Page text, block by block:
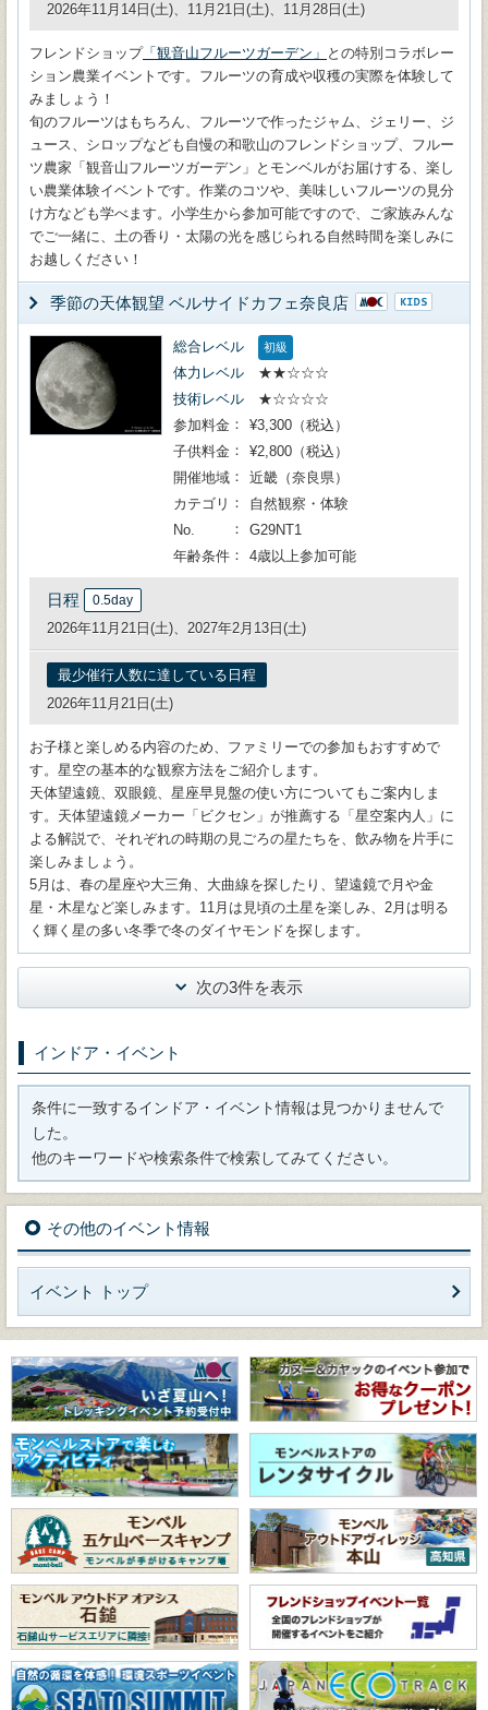
2026年11月14日(土)、11月21日(土)、11月28日(土)
フレンドショップ「観音山フルーツガーデン」 との特別コラボレー
ション農業イベントです。フルーツの育成や収穫の実際を体験して
みましょう！
旬のフルーツはもちろん、フルーツで作ったジャム、ジェリー、ジ
ュース、シロップなども自慢の和歌山のフレンドショップ、フルー
ツ農家「観音山フルーツガーデン」とモンベルがお届けする、楽し
い農業体験イベントです。作業のコツや、美味しいフルーツの見分
け方なども学べます。小学生から参加可能ですので、ご家族みんな
でご一緒に、土の香り・太陽の光を感じられる自然時間を楽しみに
お越しください！
季節の天体観望 ベルサイドカフェ奈良店
総合レベル 初級
体力レベル
★★☆☆☆
技術レベル
★☆☆☆☆
参加料金
¥3,300（税込）
子供料金
¥2,800（税込）
開催地域
近畿（奈良県）
カテゴリ
自然観察・体験
No.
G29NT1
年齢条件
4歳以上参加可能
日程 0.5day
2026年11月21日(土)、2027年2月13日(土)
最少催行人数に達している日程
2026年11月21日(土)
お子様と楽しめる内容のため、ファミリーでの参加もおすすめで
す。星空の基本的な観察方法をご紹介します。
天体望遠鏡、双眼鏡、星座早見盤の使い方についてもご案内しま
す。天体望遠鏡メーカー「ビクセン」が推薦する「星空案内人」に
よる解説で、それぞれの時期の見ごろの星たちを、飲み物を片手に
楽しみましょう。
5月は、春の星座や大三角、大曲線を探したり、望遠鏡で月や金
星・木星など楽しみます。11月は見頃の土星を楽しみ、2月は明る
く輝く星の多い冬季で冬のダイヤモンドを探します。
次の3件を表示
インドア・イベント
条件に一致するインドア・イベント情報は見つかりませんで
した。
他のキーワードや検索条件で検索してみてください。
その他のイベント情報
イベント トップ